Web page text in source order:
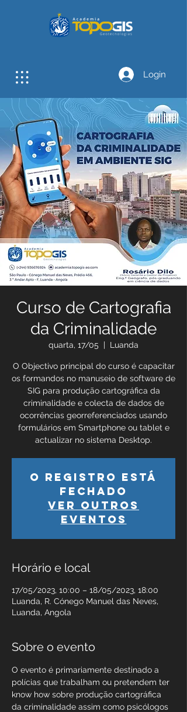
Login
Curso de Cartografia
da Criminalidade
quarta, 17/05
  |
Luanda
O Objectivo principal do curso é capacitar
os formandos no manuseio de software de
SIG para produção cartográfica da
criminalidade e colecta de dados de
ocorrências georreferenciados usando
formulários em Smartphone ou tablet e
actualizar no sistema Desktop.
O registro está
fechado
Ver outros
eventos
Horário e local
17/05/2023, 10:00 – 18/05/2023, 18:00
Luanda, R. Cónego Manuel das Neves,
Luanda, Angola
Sobre o evento
O evento é primariamente destinado a
polícias que trabalham ou pretendem ter
know how sobre produção cartográfica
da criminalidade assim como psicólogos